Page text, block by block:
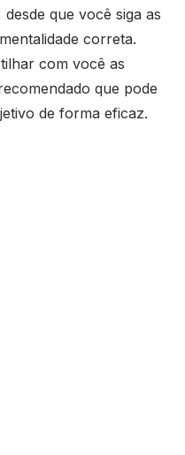
que você siga as
correta.
com você as
que pode
de forma eficaz.